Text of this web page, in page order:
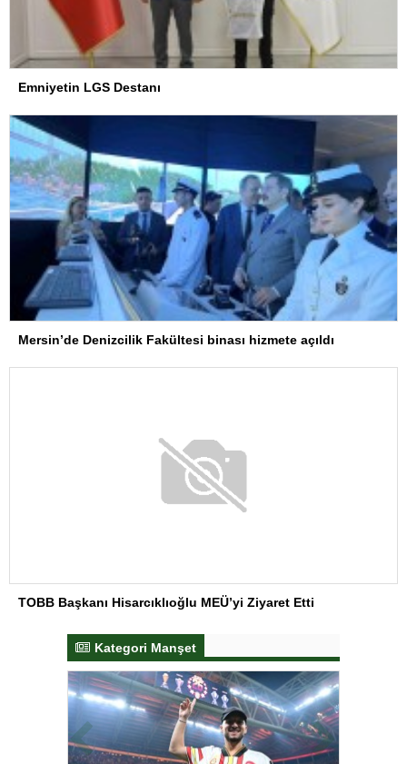
Emniyetin LGS Destanı
Mersin’de Denizcilik Fakültesi binası hizmete açıldı
TOBB Başkanı Hisarcıklıoğlu MEÜ’yi Ziyaret Etti
Kategori Manşet